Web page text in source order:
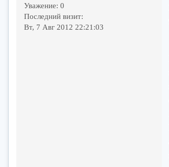
Уважение: 0
Последний визит:
Вт, 7 Авг 2012 22:21:03